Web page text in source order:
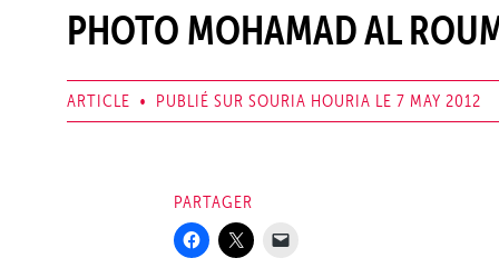
PHOTO MOHAMAD AL
ARTICLE • PUBLIÉ SUR SOURIA HOURIA LE 7 MAY 2012
PARTAGER